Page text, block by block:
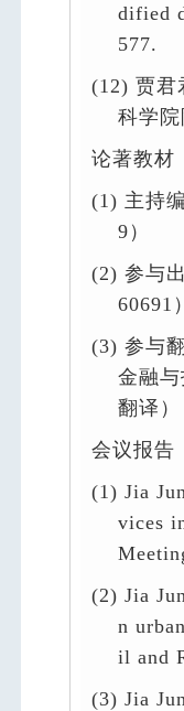
dified
577.
(12) 贾君
科学
论著教材
(1) 主持
9 ）
(2) 参与
60691
(3) 参与
金融
翻译）
会议报告
(1) Jia
vices
(2) Jia
n
il and
(3) Jia